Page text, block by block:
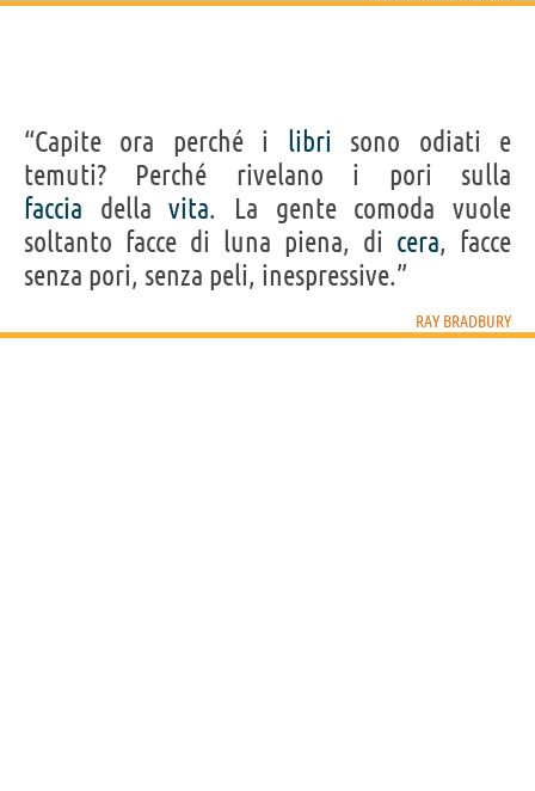
“Capite ora perché i libri sono odiati e
temuti? Perché rivelano i pori sulla
faccia dellavita. La gente comoda vuole
soltanto facce di luna piena, di cera, facce
senza pori, senza peli, inespressive.”
RAY BRADBURY